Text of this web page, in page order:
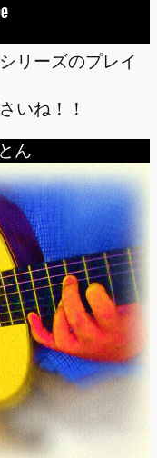
リーズのプレイ
いね！！
ん